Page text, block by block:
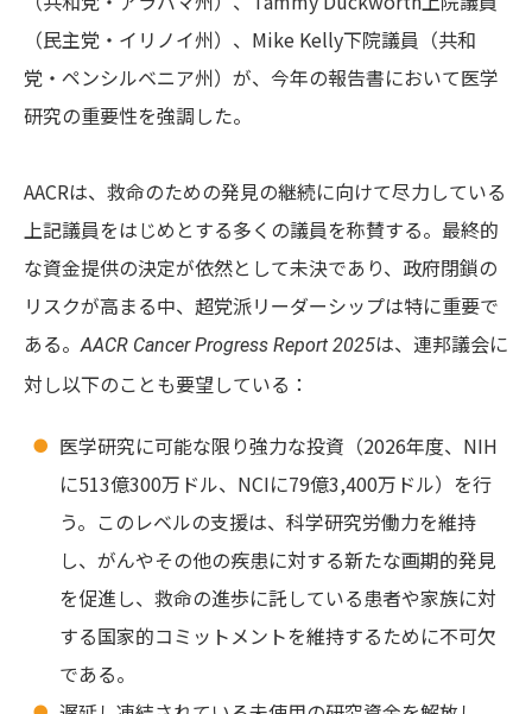
（民主党・イリノイ州）、Mike Kelly下院議員（共和
党・ペンシルベニア州）が、今年の報告書において医学
研究の重要性を強調した。
AACRは、救命のための発見の継続に向けて尽力している
上記議員をはじめとする多くの議員を称賛する。最終的
な資金提供の決定が依然として未決であり、政府閉鎖の
リスクが高まる中、超党派リーダーシップは特に重要で
ある。AACR Cancer Progress Report 2025は、連邦議会に
対し以下のことも要望している：
医学研究に可能な限り強力な投資（2026年度、NIH
に513億300万ドル、NCIに79億3,400万ドル）を行
う。このレベルの支援は、科学研究労働力を維持
し、がんやその他の疾患に対する新たな画期的発見
を促進し、救命の進歩に託している患者や家族に対
する国家的コミットメントを維持するために不可欠
である。